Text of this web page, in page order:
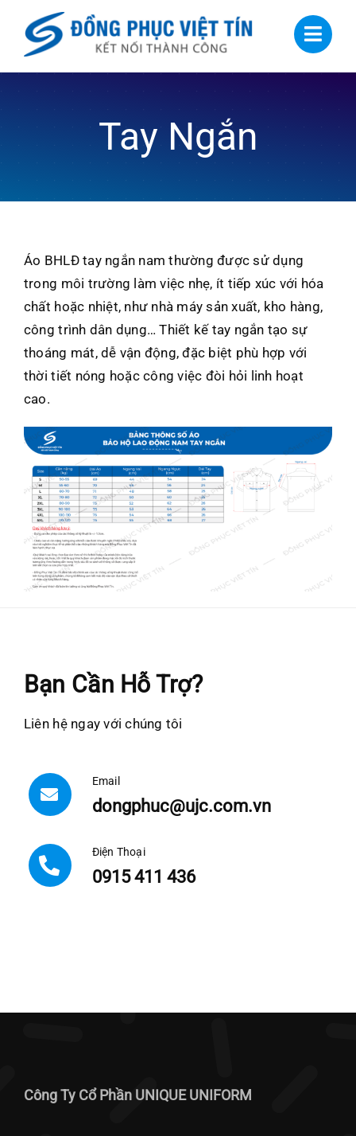
content
Tay Ngắn
Áo BHLĐ tay ngắn nam thường được sử dụng
trong môi trường làm việc nhẹ, ít tiếp xúc với hóa
chất hoặc nhiệt, như nhà máy sản xuất, kho hàng,
công trình dân dụng… Thiết kế tay ngắn tạo sự
thoáng mát, dễ vận động, đặc biệt phù hợp với
thời tiết nóng hoặc công việc đòi hỏi linh hoạt
cao.
Bạn Cần Hỗ Trợ?
Liên hệ ngay với chúng tôi
Email
dongphuc@ujc.com.vn
Điện Thoại
0915 411 436
Công Ty Cổ Phần UNIQUE UNIFORM